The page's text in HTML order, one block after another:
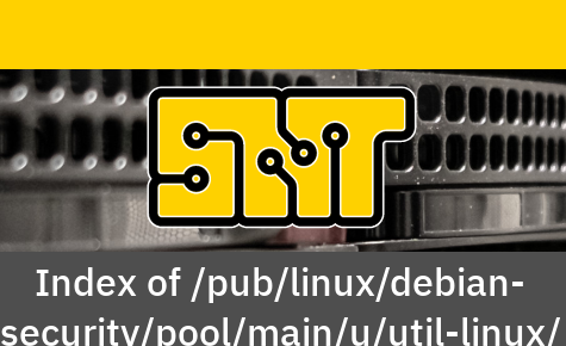
Index of /pub/linux/debian-
security/pool/main/u/util-linux/